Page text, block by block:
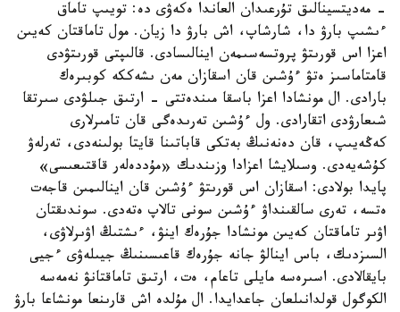
- مەديتسينالىق تۇرعىدان العاندا ەكەۋى دە: تويىپ تاماق
ءىشىپ بارۋ دا، شارشاپ، اش بارۋ دا زيان. مول تاماقتان كەيىن
اعزا اس قورىتۋ پروتسەسىمەن اينالىسادى. قالىپتى قورىتۋدى
قامتاماسىز ەتۋ ءۇشىن قان اسقازان مەن ىشەككە كوبىرەك
بارادى. ال مونشادا اعزا باسقا مىندەتتى - ارتىق جىلۋدى سىرتقا
شىعارۋدى اتقارادى. ول ءۇشىن تەرىدەگى قان تامىرلارى
كەڭەيىپ، قان دەنەنىڭ بەتكى قاباتىنا قايتا بولىنەدى، تەرلەۋ
كۇشەيەدى. وسىلايشا اعزادا وزىندىك «مۇددەلەر قاقتىعىسى»
پايدا بولادى: اسقازان اس قورىتۋ ءۇشىن قان اينالىمىن قاجەت
ەتسە، تەرى سالقىنداۋ ءۇشىن سونى تالاپ ەتەدى. سوندىقتان
اۋىر تاماقتان كەيىن مونشادا جۇرەك اينۋ، ءىشتىڭ اۋىرلاۋى،
السىزدىك، باس اينالۋ جانە جۇرەك قاعىسىنىڭ جيىلەۋى ءجيى
بايقالادى. اسىرەسە مايلى تاعام، ەت، ارتىق تاماقتانۋ نەمەسە
الكوگول قولدانىلعان جاعدايدا. ال مۇلدە اش قارىنعا مونشاعا بارۋ